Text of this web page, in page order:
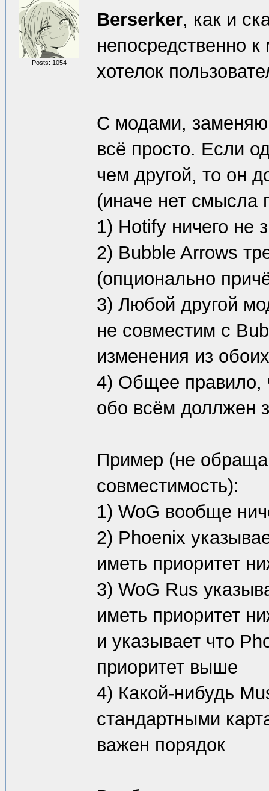
Posts: 1054
Berserker, как и
непосредственно
хотелок
С модами,
всё просто. Если
чем другой, то он
(иначе нет смысла
1) Hotify ничего не
2) Bubble Arrows
(опционально
3) Любой другой
не совместим с
изменения из
4) Общее правило,
обо всём доллжен
Пример (не
совместимость):
1) WoG вообще
2) Phoenix
иметь приоритет
3) WoG Rus
иметь приоритет
и указывает что
приоритет выше
4) Какой-нибудь
стандартными
важен порядок